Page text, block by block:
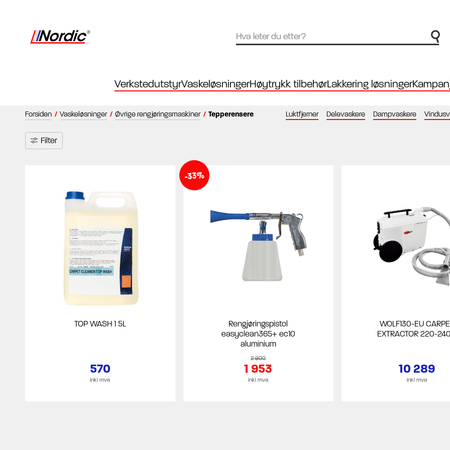
VerkstedutstyrVaskeløsningerHøytrykk tilbehørLakkering løsninger
Forsiden / Vaskeløsninger / Øvrige rengjøringsmaskiner / Tepperensere Luktfjerner Delevaskere Dampvaskere
Filter
TOP WASH 1 5L
570
inkl mva
-33%
Rengjøringspistol
easyclean365+ ec10
aluminium
2 900
1 953
inkl mva
WOLF130-EU
EXTRACTOR 220-
10 289
inkl mva